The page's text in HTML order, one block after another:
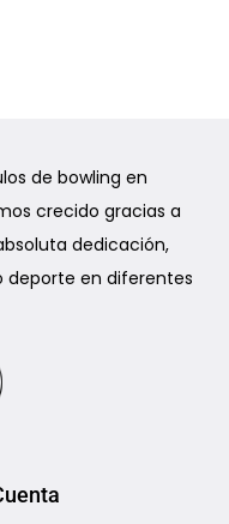
de bowling en
crecido gracias a
dedicación,
deporte en diferentes